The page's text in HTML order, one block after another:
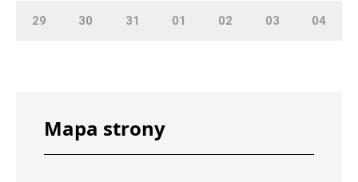
29 30 31 01 02 03 04
Mapa strony